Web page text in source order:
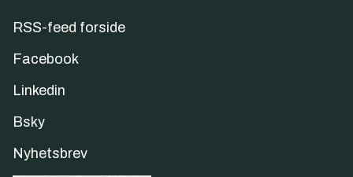
RSS-feed forside
Facebook
Linkedin
Bsky
Nyhetsbrev